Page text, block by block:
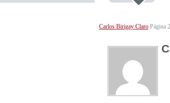
Carlos Birigay Claro Página 2